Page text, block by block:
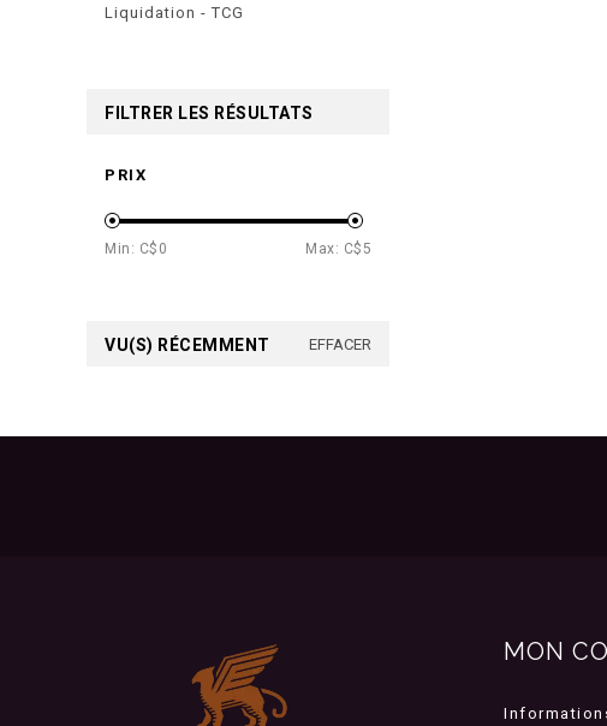
Liquidation - TCG
FILTRER LES RÉSULTATS
PRIX
Min: C$ 0 Max: C$ 5
VU(S) RÉCEMMENT EFFACER
MON